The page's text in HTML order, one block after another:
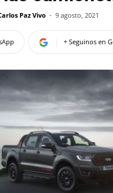
Paz Vivo - 9 agosto, 2021
+ Seguinos en